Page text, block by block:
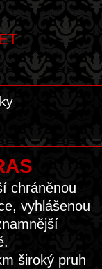
chráněnou
vyhlášenou
široký pruh